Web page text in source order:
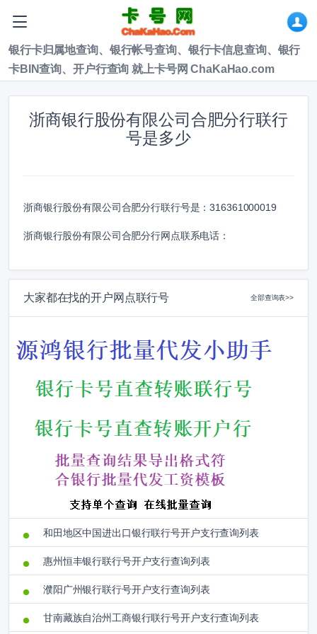
银行卡归属地查询、银行帐号查询、银行卡信息查询、银行
卡BIN查询、开户行查询 就上卡号网 ChaKaHao.com
浙商银行股份有限公司合肥分行联行
号是多少
浙商银行股份有限公司合肥分行联行号是：316361000019
浙商银行股份有限公司合肥分行网点联系电话：
大家都在找的开户网点联行号 全部查询表>>
和田地区中国进出口银行联行号开户支行查询列表
惠州恒丰银行联行号开户支行查询列表
濮阳广州银行联行号开户支行查询列表
甘南藏族自治州工商银行联行号开户支行查询列表